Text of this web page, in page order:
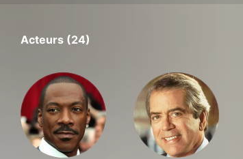
Acteurs (24)